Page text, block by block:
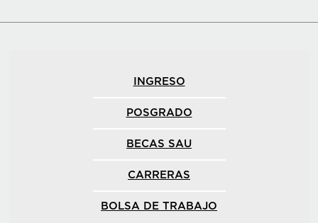
INGRESO
POSGRADO
BECAS SAU
CARRERAS
BOLSA DE TRABAJO